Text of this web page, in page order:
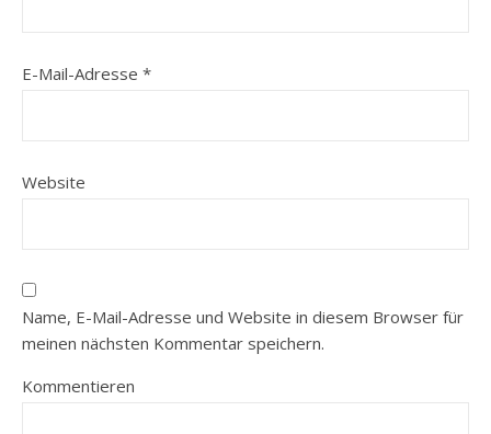
E-Mail-Adresse *
Website
Name, E-Mail-Adresse und Website in diesem Browser für
meinen nächsten Kommentar speichern.
Kommentieren